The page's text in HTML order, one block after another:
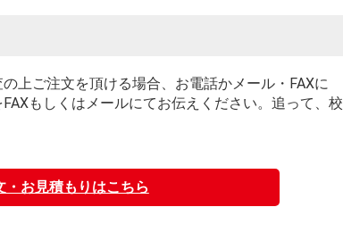
上ご注文を頂ける場合、お電話かメール・FAXに
もしくはメールにてお伝えください。追って、校
・お見積もりはこちら